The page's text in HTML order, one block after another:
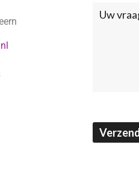
ons